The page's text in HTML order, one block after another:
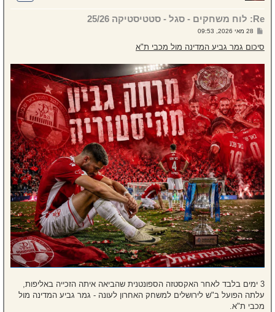
Re: לוח משחקים - סגל - סטטיסטיקה 25/26
ש
י
ח
28 מאי 2026, 09:53
סיכום גמר גביע המדינה מול מכבי ת"א
3 ימים בלבד לאחר האקסטזה הספונטנית שהביאה איתה הזכייה באליפות,
עלתה הפועל ב"ש לירושלים למשחק האחרון לעונה - גמר גביע המדינה מול
מכבי ת"א.